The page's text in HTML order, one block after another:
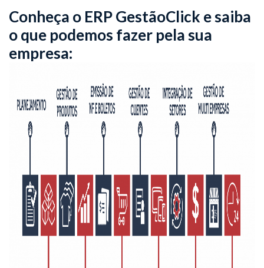
Conheça o ERP GestãoClick e saiba
o que podemos fazer pela sua
empresa: